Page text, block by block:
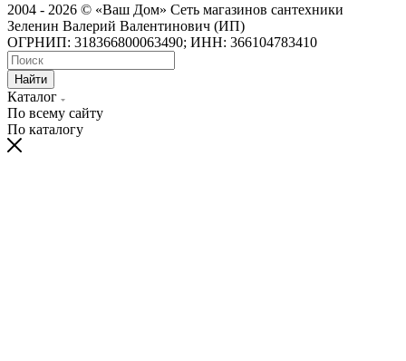
2004 - 2026 © «Ваш Дом» Сеть магазинов сантехники
Зеленин Валерий Валентинович (ИП)
ОГРНИП: 318366800063490; ИНН: 366104783410
Найти
Каталог
По всему сайту
По каталогу